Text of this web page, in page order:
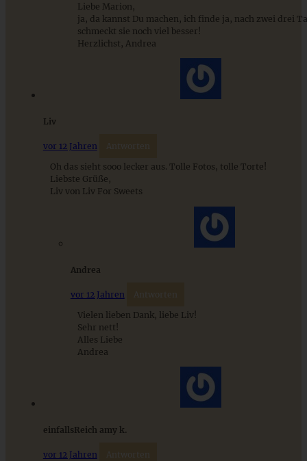
Apfel-Walnusskuchen mit karamellisierten Walnüssen
Cremiges Lemon Posset - die einfachste Zitronencreme in
Liebe Marion,
ja, da kannst Du machen, ich finde ja, nach zwei drei
schmeckt sie noch viel besser!
Herzlichst, Andrea
Liv
vor 12 Jahren Antworten
Oh das sieht sooo lecker aus. Tolle Fotos, tolle Torte!
Liebste Grüße,
Liv von Liv For Sweets
Andrea
vor 12 Jahren Antworten
Vielen lieben Dank, liebe Liv!
Sehr nett!
Alles Liebe
Andrea
einfallsReich amy k.
vor 12 Jahren Antworten